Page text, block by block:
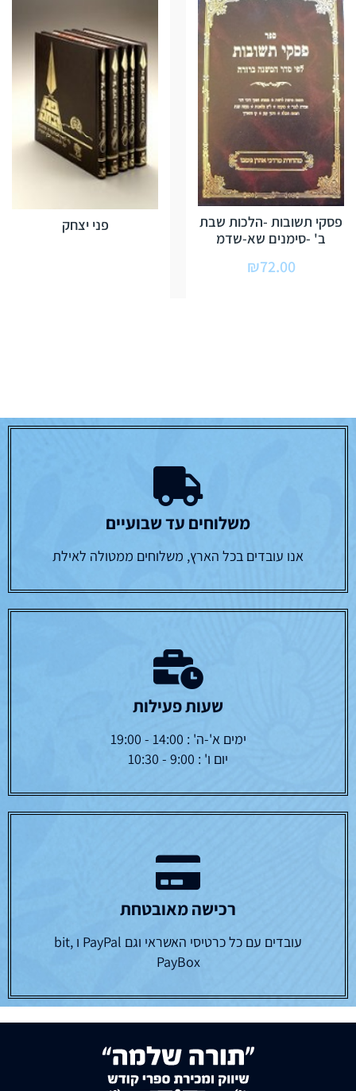
פסקי תשובות -הלכות שבת
ב' -סימנים שא-שדמ
₪72.00
פני יצחק
משלוחים עד שבועיים
אנו עובדים בכל הארץ, משלוחים ממטולה לאילת
שעות פעילות
ימים א'-ה' : 14:00 - 19:00
יום ו' : 9:00 - 10:30
רכישה מאובטחת
עובדים עם כל כרטיסי האשראי וגם PayPal ו bit,
PayBox